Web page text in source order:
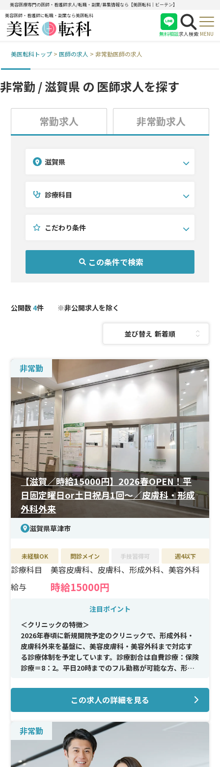
美容医療専門の医師・看護師求人/転職・副業/募集情報なら【美医転科｜ビーテン】
美容医師・看護師に転職・副業なら美医転科
無料相談
受付
求人検索 MENU
美医転科トップ >医師の求人 >非常勤医師の求人
非常勤 / 滋賀県 の 医師求人を探す
常勤求人 非常勤求人
滋賀県
北陸・甲信越
東海
関西
中国・四国
九州・沖縄
診療科目
医療痩身
予防医療
AGA
美容外科
美容皮膚科
泌尿器科
麻酔科
こだわり条件
手技習得可
週4以下
公開数4件 ※非公開求人を除く
並び替え：
非常勤
【滋賀／時給15000円】2026春OPEN！平
日固定曜日or土日祝月1回～／皮膚科・形成
外科外来
滋賀県草津市
未経験OK 問診メイン 手技習得可 週4以下
診療科目
美容皮膚科、皮膚科、形成外科、美容外科
給与
時給15000円
注目ポイント
＜クリニックの特徴＞
2026年春頃に新規開院予定のクリニックで、形成外科・
皮膚科外来を基盤に、美容皮膚科・美容外科まで対応す
る診療体制を予定しています。診療割合は自費診療：保険
診療＝8：2。平日20時までのフル勤務が可能な方、形成
らの応募も可能です。
＜メイン施術＞
美容皮膚科領域のレーザー照射や簡単な施術、施術内容
の説明・問診業務が中心となる予定です。形成外科・皮膚
科外来と並行しながら、自費診療の経験を積める環境で
す。
この求人の詳細を見る
非常勤